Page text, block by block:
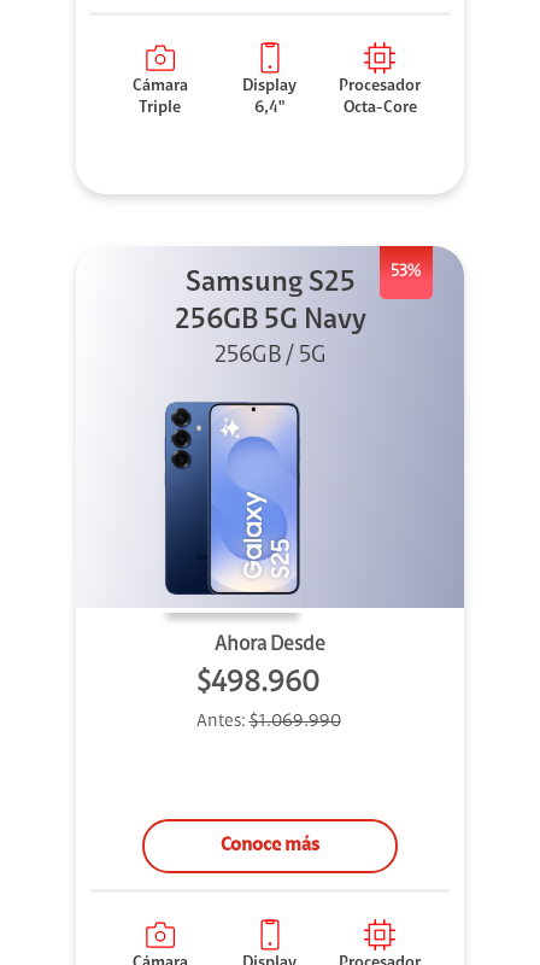
Cámara
Triple
Display
6,4"
Procesador
Octa-Core
53%
Samsung S25
256GB 5G Navy
256GB / 5G
Ahora Desde
$498.960
Antes:$1.069.990
Conoce más